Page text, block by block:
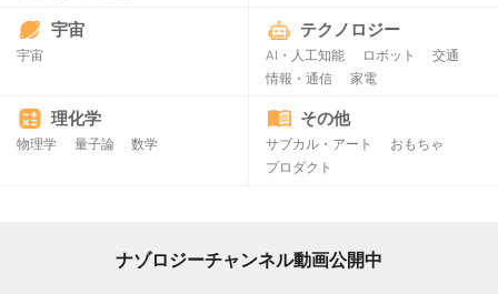
宇宙
宇宙
テクノロジー
AI・人工知能 ロボット
交通
情報・通信
家電
理化学
物理学 量子論 数学
その他
サブカル・アート
おもちゃ
プロダクト
ナゾロジーチャンネル動画公開中